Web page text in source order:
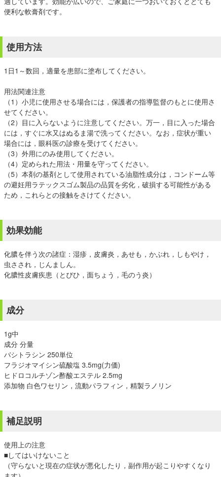
便利な軟膏剤です。
使用方法
1日1～数回，適量を患部に塗布してください。
用法関連注意
（1）小児に使用させる場合には，保護者の指導監督のもとに使用さ
せてください。
（2）目に入らないように注意してください。万一，目に入った場合
には，すぐに水又はぬるま湯で洗ってください。なお，症状が重い
場合には，眼科医の診療を受けてください。
（3）外用にのみ使用してください。
（4）定められた用法・用量を守ってください。
（5）本剤の基剤として使用されている油脂性成分は，コンドーム等
の避妊用ラテックスゴム製品の品質を劣化，破損する可能性がある
ため，これらとの接触をさけてください。
効果効能
化膿を伴う次の諸症：湿疹，皮膚炎，あせも，かぶれ，しもやけ，
虫さされ，じんましん。
化膿性皮膚疾患（とびひ，面ちょう，毛のう炎）
成分
1g中
成分 分量
バシトラシン 250単位
フラジオマイシン硫酸塩 3.5mg(力価)
ヒドロコルチゾン酢酸エステル 2.5mg
添加物 白色ワセリン，流動パラフィン，精製ラノリン
補足説明
使用上の注意
■してはいけないこと
（守らないと現在の症状が悪化したり，副作用が起こりやすくなり